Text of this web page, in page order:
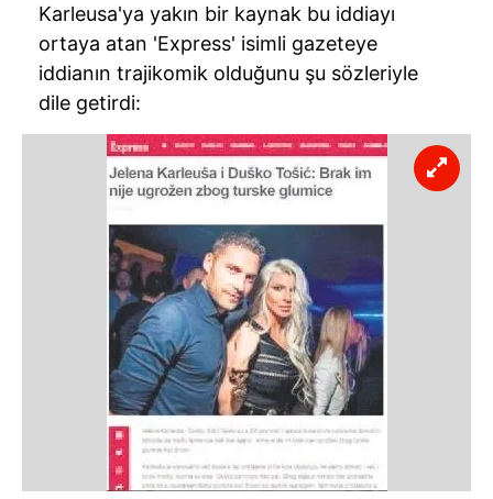
Karleusa'ya yakın bir kaynak bu iddiayı
ortaya atan 'Express' isimli gazeteye
iddianın trajikomik olduğunu şu sözleriyle
dile getirdi: